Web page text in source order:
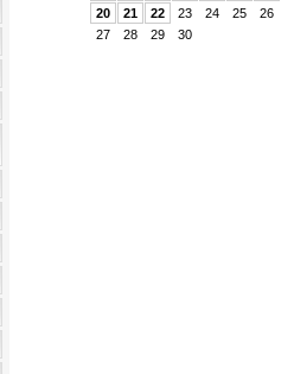
20
21 22 23 24 25
26
27
28 29 30